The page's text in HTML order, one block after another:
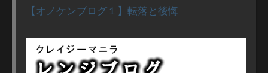
【オノケンブログ１】転落と後悔